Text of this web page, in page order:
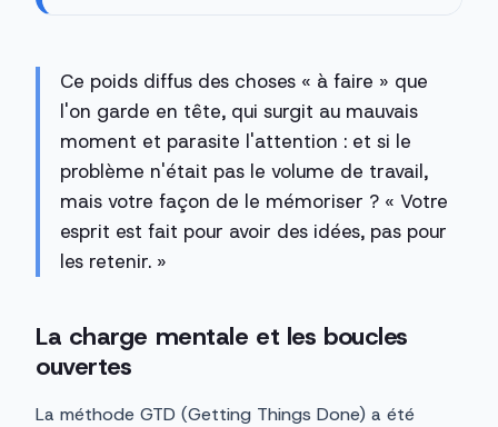
Ce poids diffus des choses « à faire » que
l'on garde en tête, qui surgit au mauvais
moment et parasite l'attention : et si le
problème n'était pas le volume de travail,
mais votre façon de le mémoriser ? « Votre
esprit est fait pour avoir des idées, pas pour
les retenir. »
La charge mentale et les boucles
ouvertes
La méthode GTD (Getting Things Done) a été